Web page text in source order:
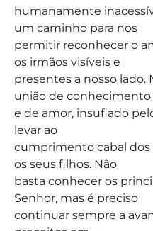
humanamente
um caminho para nos
permitir reconhecer o
os irmãos visíveis e
presentes a nosso lado.
união de conhecimento
e de amor, insuflado
levar ao
cumprimento cabal dos
os seus filhos. Não
basta conhecer os
Senhor, mas é preciso
continuar sempre a